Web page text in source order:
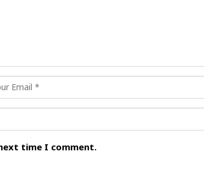
time I comment.